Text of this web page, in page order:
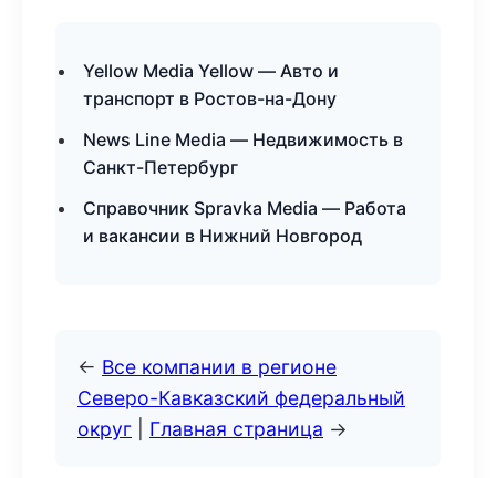
Yellow Media Yellow — Авто и
транспорт в Ростов-на-Дону
News Line Media — Недвижимость в
Санкт-Петербург
Справочник Spravka Media — Работа
и вакансии в Нижний Новгород
← Все компании в регионе
Северо-Кавказский федеральный
округ
Главная страница →